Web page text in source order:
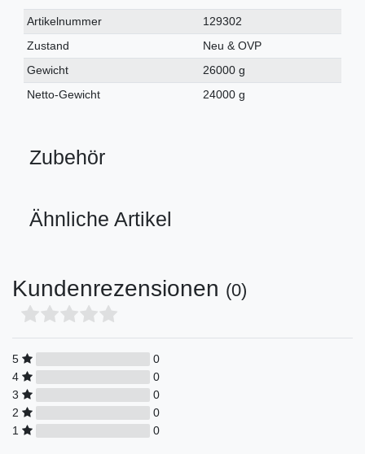
Technisches
Merkmal
Wert
Artikelnummer
129302
Zustand
Neu & OVP
Gewicht
26000 g
Netto-Gewicht
24000 g
Zubehör
Ähnliche Artikel
Kundenrezensionen (0)
5
0
4
0
3
0
2
0
1
0